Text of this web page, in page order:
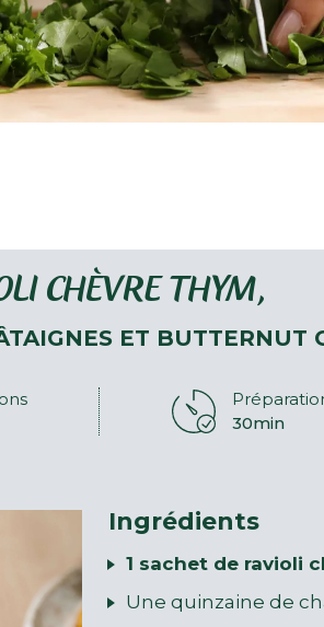
CHÈVRE THYM,
ET BUTTERNUT
30min
Ingrédients
1 sachet de ravioli
Une quinzaine de